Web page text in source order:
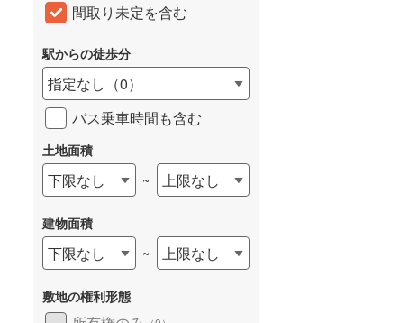
間取り未定を含む
駅からの徒歩分
指定なし （0）
バス乗車時間も含む
土地面積
下限なし ~ 上限なし
建物面積
下限なし ~ 上限なし
敷地の権利形態